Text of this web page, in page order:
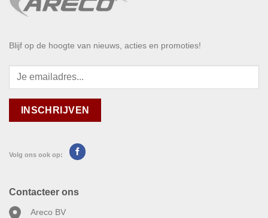
Blijf op de hoogte van nieuws, acties en promoties!
Volg ons ook op:
Contacteer ons
Areco BV